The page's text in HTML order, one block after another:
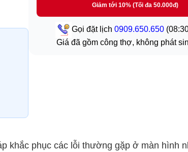
Giảm tới 10% (Tối đa 50.000đ)
Gọi đặt lịch0909.650.650
Giá đã gồm công thợ, không phát
khắc phục các lỗi thường gặp ở màn hình